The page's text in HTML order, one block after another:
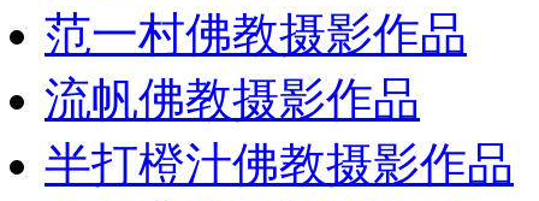
范一村佛教摄影作品
流帆佛教摄影作品
半打橙汁佛教摄影作品